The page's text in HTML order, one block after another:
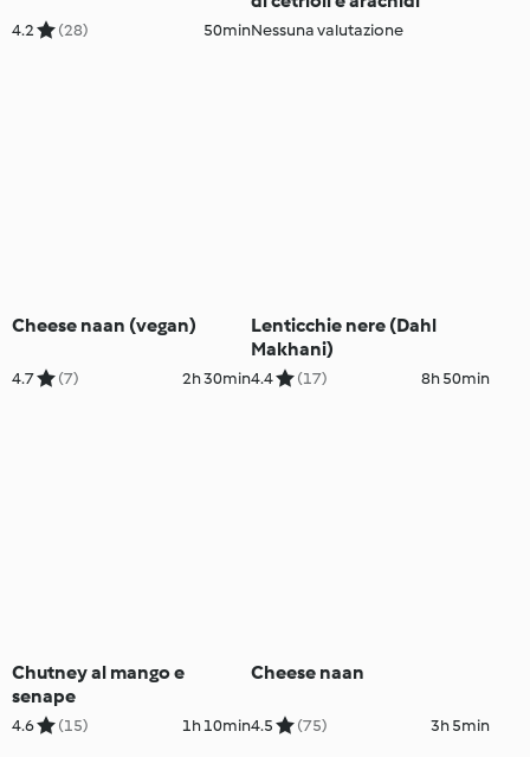
4.2 (28) 50minNessuna valutazione
Cheese naan (vegan)
4.7 (7) 2h 30min
Lenticchie nere (Dahl
Makhani)
4.4 (17) 8h 50min
Chutney al mango e
senape
4.6 (15) 1h 10min
Cheese naan
4.5 (75) 3h 5min